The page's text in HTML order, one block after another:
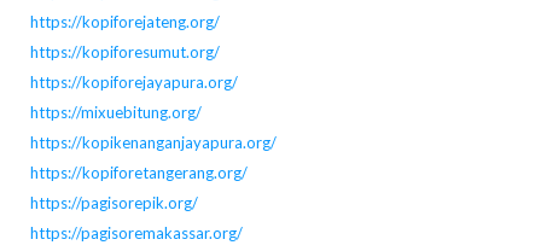
https://kopiforejateng.org/
https://kopiforesumut.org/
https://kopiforejayapura.org/
https://mixuebitung.org/
https://kopikenanganjayapura.org/
https://kopiforetangerang.org/
https://pagisorepik.org/
https://pagisoremakassar.org/